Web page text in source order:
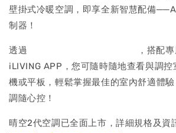
壁掛式冷暖空調，即享全新智慧配備
制器！
透過
，搭配
iLIVING APP，您可隨時隨地查看與調
機或平板，輕鬆掌握最佳的室內舒適體
調隨心控！
晴空2代空調已全面上市，詳細規格及資